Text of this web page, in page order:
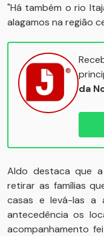
"Há também o rio
alagamos na região
da
Aldo destaca que
retirar as famílias
casas e levá-las a
antecedência os
acompanhamento